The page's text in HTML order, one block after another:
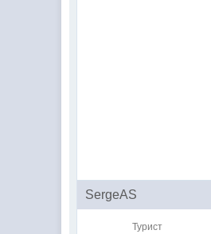
SergeAS
Турист